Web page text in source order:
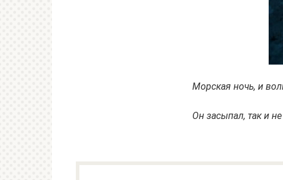
Морская ночь, и
Он засыпал, так и